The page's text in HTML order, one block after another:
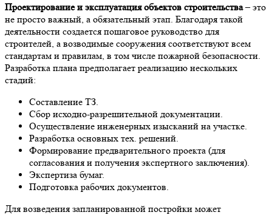
Проектирование и эксплуатация объектов строительства– это
не просто важный, а обязательный этап. Благодаря такой
деятельности создается пошаговое руководство для
строителей, а возводимые сооружения соответствуют всем
стандартам и правилам, в том числе пожарной безопасности.
Разработка плана предполагает реализацию нескольких
стадий:
Составление ТЗ.
Сбор исходно-разрешительной документации.
Осуществление инженерных изысканий на участке.
Разработка основных тех. решений.
Формирование предварительного проекта (для
согласования и получения экспертного заключения).
Экспертиза бумаг.
Подготовка рабочих документов.
Для возведения запланированной постройки может